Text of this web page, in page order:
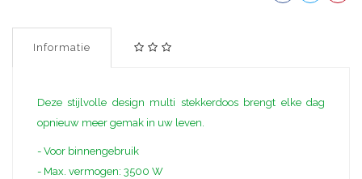
Informatie
Deze stijlvolle design multi stekkerdoos brengt elke dag
opnieuw meer gemak in uw leven.
- Voor binnengebruik
- Max. vermogen: 3500 W